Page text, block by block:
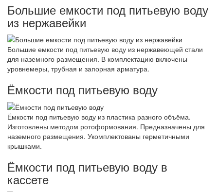
Большие емкости под питьевую воду
из нержавейки
Большие емкости под питьевую воду из нержавеющей стали
для наземного размещения. В комплектацию включены
уровнемеры, трубная и запорная арматура.
Ёмкости под питьевую воду
Ёмкости под питьевую воду из пластика разного объёма.
Изготовлены методом ротоформования. Предназначены для
наземного размещения. Укомплектованы герметичными
крышками.
Ёмкости под питьевую воду в
кассете